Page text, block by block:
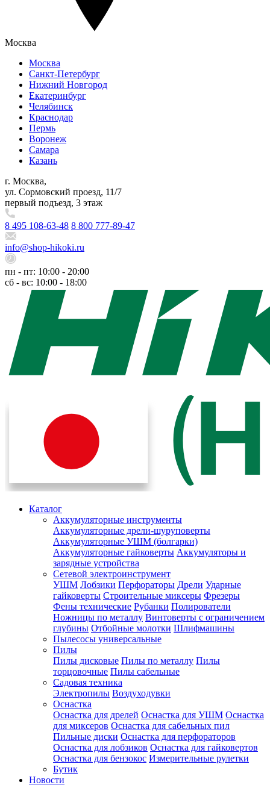
Москва
Москва
Санкт-Петербург
Нижний Новгород
Екатеринбург
Челябинск
Краснодар
Пермь
Воронеж
Самара
Казань
г. Москва,
ул. Сормовский проезд, 11/7
первый подъезд, 3 этаж
8 495 108-63-48 8 800 777-89-47
info@shop-hikoki.ru
пн - пт: 10:00 - 20:00
сб - вс: 10:00 - 18:00
Каталог
Аккумуляторные инструменты
Аккумуляторные дрели-шуруповерты
Аккумуляторные УШМ (болгарки)
Аккумуляторные гайковерты Аккумуляторы и
зарядные устройства
Сетевой электроинструмент
УШМ Лобзики Перфораторы Дрели Ударные
гайковерты Строительные миксеры Фрезеры
Фены технические Рубанки Полирователи
Ножницы по металлу Винтоверты с ограничением
глубины Отбойные молотки Шлифмашины
Пылесосы универсальные
Пилы
Пилы дисковые Пилы по металлу Пилы
торцовочные Пилы сабельные
Садовая техника
Электропилы Воздуходувки
Оснастка
Оснастка для дрелей Оснастка для УШМ Оснастка
для миксеров Оснастка для сабельных пил
Пильные диски Оснастка для перфораторов
Оснастка для лобзиков Оснастка для гайковертов
Оснастка для бензокос Измерительные рулетки
Бутик
Новости